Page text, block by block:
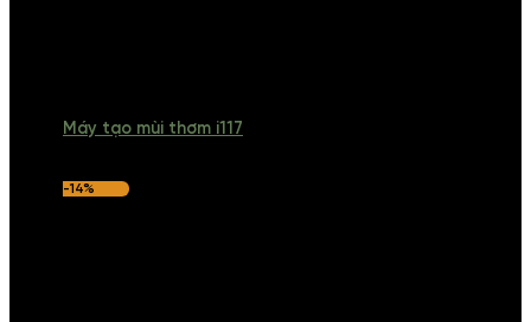
Máy tạo mùi thơm i117
-14%